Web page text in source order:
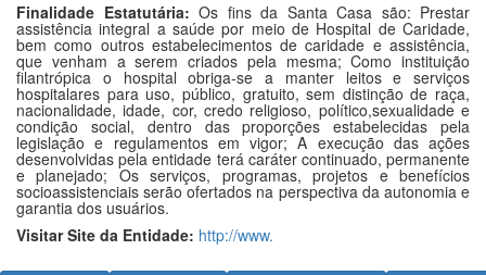
Finalidade Estatutária: Os fins da Santa Casa são: Prestar
assistência integral a saúde por meio de Hospital de Caridade,
bem como outros estabelecimentos de caridade e assistência,
que venham a serem criados pela mesma; Como instituição
filantrópica o hospital obriga-se a manter leitos e serviços
hospitalares para uso, público, gratuito, sem distinção de raça,
nacionalidade, idade, cor, credo religioso, político,sexualidade e
condição social, dentro das proporções estabelecidas pela
legislação e regulamentos em vigor; A execução das ações
desenvolvidas pela entidade terá caráter continuado, permanente
e planejado; Os serviços, programas, projetos e benefícios
socioassistenciais serão ofertados na perspectiva da autonomia e
garantia dos usuários.
Visitar Site da Entidade: http://www.